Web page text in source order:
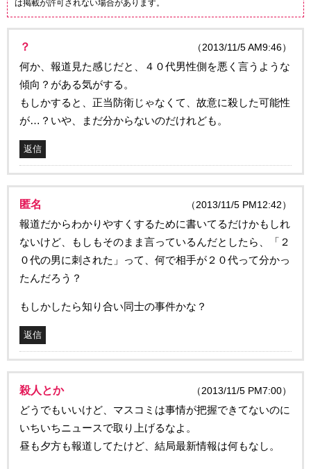
は掲載が許可されない場合があります。
？ （2013/11/5 AM9:46）
何か、報道見た感じだと、４０代男性側を悪く言うような
傾向？がある気がする。
もしかすると、正当防衛じゃなくて、故意に殺した可能性
が…？いや、まだ分からないのだけれども。
返信
匿名 （2013/11/5 PM12:42）
報道だからわかりやすくするために書いてるだけかもしれ
ないけど、もしもそのまま言っているんだとしたら、「２
０代の男に刺された」って、何で相手が２０代って分かっ
たんだろう？
もしかしたら知り合い同士の事件かな？
返信
殺人とか （2013/11/5 PM7:00）
どうでもいいけど、マスコミは事情が把握できてないのに
いちいちニュースで取り上げるなよ。
昼も夕方も報道してたけど、結局最新情報は何もなし。